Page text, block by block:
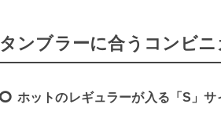
タンブラーに合うコンビ
ホットのレギュラーが入る「S」サ